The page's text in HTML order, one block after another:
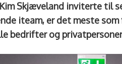
Skjæveland inviterte til
iteam, er det meste
bedrifter og